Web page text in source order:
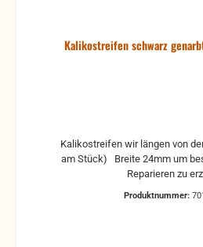
Kalikostreifen schwarz
Kalikostreifen wir längen von der Rolle ab (max. 50m
am Stück) Breite 24mm um beste Ergebnisse beim
Reparieren zu
Produktnummer: